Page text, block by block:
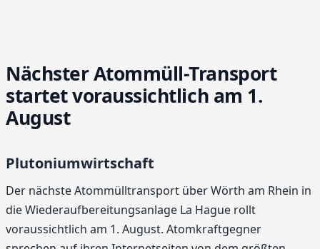
Nächster Atommüll-Transport
startet voraussichtlich am 1.
August
Plutoniumwirtschaft
Der nächste Atommülltransport über Wörth am Rhein in
die Wiederaufbereitungsanlage La Hague rollt
voraussichtlich am 1. August. Atomkraftgegner